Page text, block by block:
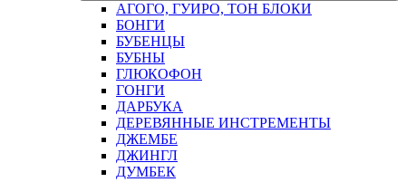
АГОГО, ГУИРО, ТОН БЛОКИ
БОНГИ
БУБЕНЦЫ
БУБНЫ
ГЛЮКОФОН
ГОНГИ
ДАРБУКА
ДЕРЕВЯННЫЕ ИНСТРЕМЕНТЫ
ДЖЕМБЕ
ДЖИНГЛ
ДУМБЕК